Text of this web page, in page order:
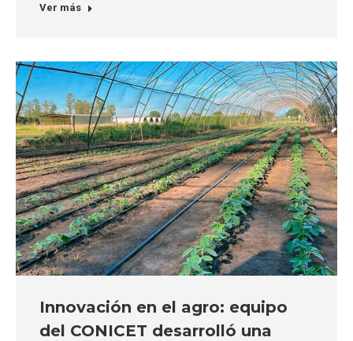
Ver más
Innovación en el agro: equipo
del CONICET desarrolló una